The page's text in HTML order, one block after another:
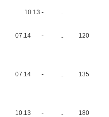
10.13 - ..
07.14 - .. 120
07.14 - .. 135
10.13 - .. 180